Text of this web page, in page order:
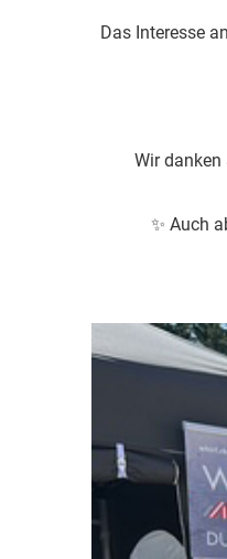
Das Interesse
Wir danken
✨ Auch